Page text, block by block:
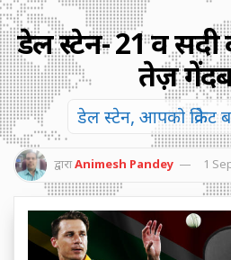
डेल स्टेन- 21 वीं
तेज़
डेल स्टेन, आपको क्रिकेट
द्वाराAnimesh Pandey 1